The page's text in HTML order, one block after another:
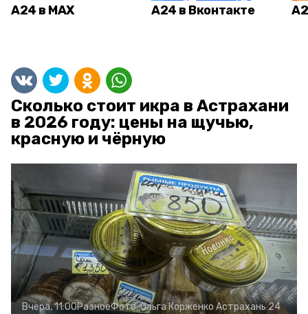
А24 в MAX А24 в Вконтакте
Сколько стоит икра в Астрахани
в 2026 году: цены на щучью,
красную и чёрную
Вчера, 11:00РазноеФото:Ольга Корженко Астрахань 24